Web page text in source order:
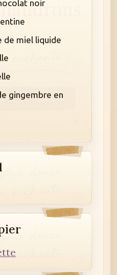
noir
de miel liquide
gingembre en